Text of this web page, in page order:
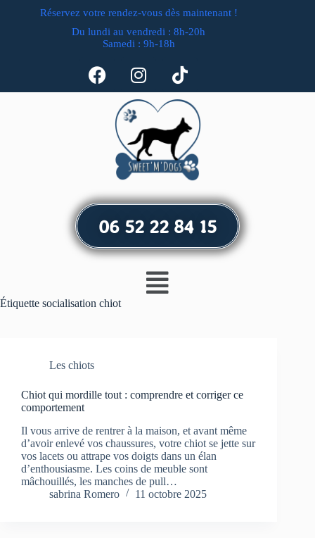
Réservez votre rendez-vous dès maintenant !
Du lundi au vendredi : 8h-20h
Samedi : 9h-18h
06 52 22 84 15
Étiquette socialisation chiot
Les chiots
Chiot qui mordille tout : comprendre et corriger ce
comportement
Il vous arrive de rentrer à la maison, et avant même
d’avoir enlevé vos chaussures, votre chiot se jette sur
vos lacets ou attrape vos doigts dans un élan
d’enthousiasme. Les coins de meuble sont
mâchouillés, les manches de pull…
sabrina Romero
11 octobre 2025